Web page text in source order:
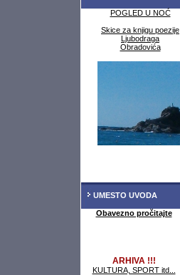
POGLED U NOĆ
Skice za knjigu poezije
Ljubodraga
Obradovića
UMESTO UVODA
Obavezno pročitajte
ARHIVA !!!
KULTURA, SPORT itd...